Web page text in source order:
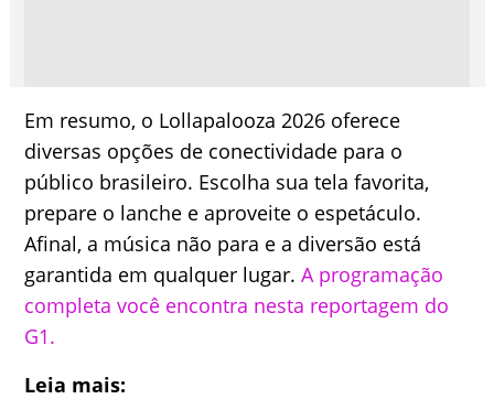
Em resumo, o Lollapalooza 2026 oferece
diversas opções de conectividade para o
público brasileiro. Escolha sua tela favorita,
prepare o lanche e aproveite o espetáculo.
Afinal, a música não para e a diversão está
garantida em qualquer lugar.A programação
completa você encontra nesta reportagem do
G1.
Leia mais: